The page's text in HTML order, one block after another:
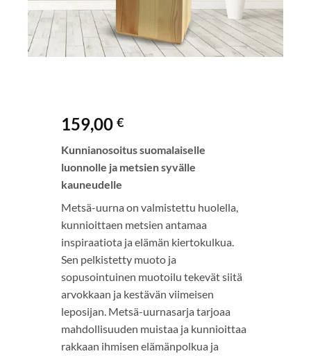
159,00€
Kunnianosoitus suomalaiselle
luonnolle ja metsien syvälle
kauneudelle
Metsä-uurna on valmistettu huolella,
kunnioittaen metsien antamaa
inspiraatiota ja elämän kiertokulkua.
Sen pelkistetty muoto ja
sopusointuinen muotoilu tekevät siitä
arvokkaan ja kestävän viimeisen
leposijan. Metsä-uurnasarja tarjoaa
mahdollisuuden muistaa ja kunnioittaa
rakkaan ihmisen elämänpolkua ja